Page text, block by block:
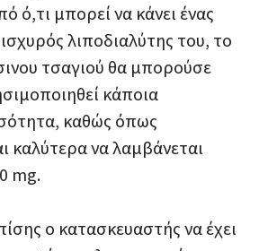
ό,τι μπορεί να κάνει ένας
λιποδιαλύτης του, το
τσαγιού θα μπορούσε
κάποια
καθώς όπως
καλύτερα να λαμβάνεται
mg.
ο κατασκευαστής να έχει